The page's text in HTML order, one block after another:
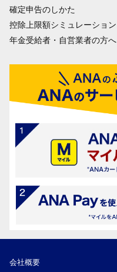
確定申告のしかた
控除上限額シミュレーション
年金受給者・自営業者の方へ
会社概要